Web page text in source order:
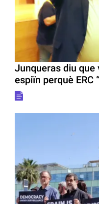
Junqueras diu que
espiïn perquè ERC